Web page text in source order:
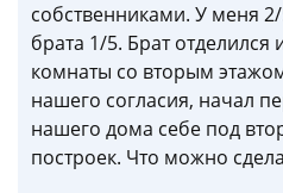
собственниками. У меня
брата 1/5. Брат отделился
комнаты со вторым
нашего согласия, начал
нашего дома себе под
построек. Что можно